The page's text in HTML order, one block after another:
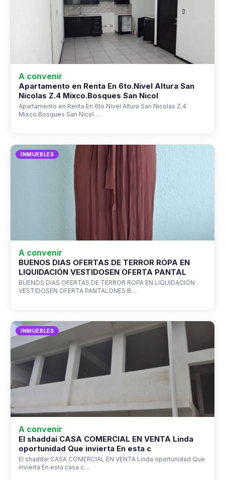
A convenir
Apartamento en Renta En 6to.Nivel Altura San
Nicolas Z.4 Mixco.Bosques San Nicol
Apartamento en Renta En 6to.Nivel Altura San Nicolas Z.4
Mixco.Bosques San Nicol…
INMUEBLES
A convenir
BUENOS DIAS OFERTAS DE TERROR ROPA EN
LIQUIDACIÓN VESTIDOSEN OFERTA PANTAL
BUENOS DIAS OFERTAS DE TERROR ROPA EN LIQUIDACIÓN
VESTIDOSEN OFERTA PANTALONES B…
INMUEBLES
A convenir
El shaddai CASA COMERCIAL EN VENTA Linda
oportunidad Que invierta En esta c
El shaddai CASA COMERCIAL EN VENTA Linda oportunidad Que
invierta En esta casa c…